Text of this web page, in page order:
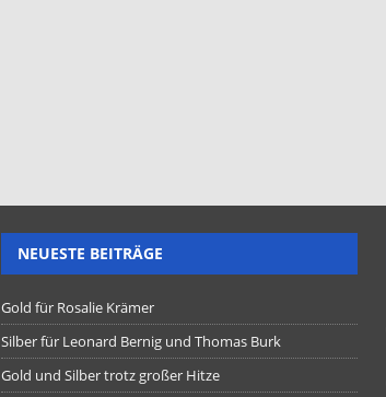
NEUESTE BEITRÄGE
Gold für Rosalie Krämer
Silber für Leonard Bernig und Thomas Burk
Gold und Silber trotz großer Hitze